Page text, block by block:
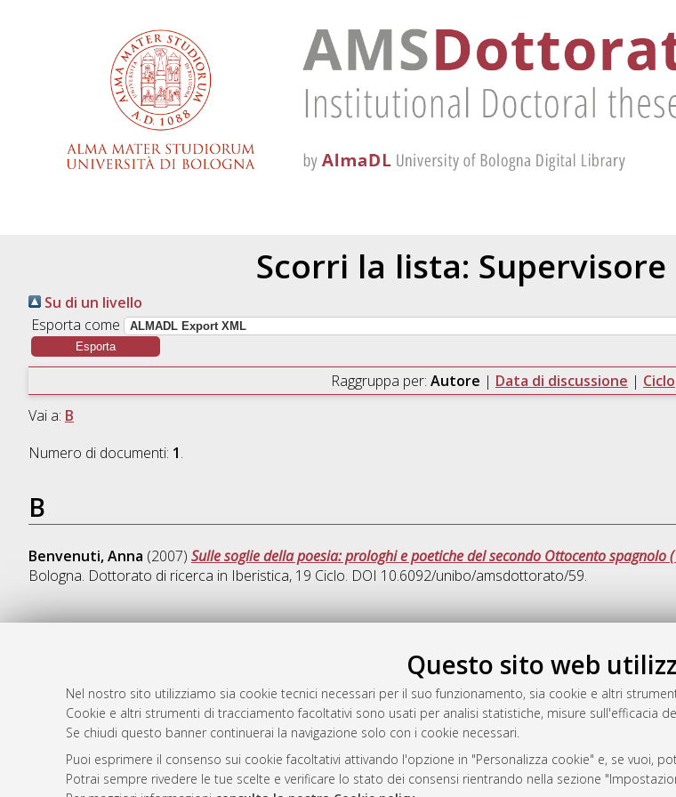
Questo sito web
Nel nostro sito utilizziamo sia cookie tecnici necessari per il suo funzionamento, sia cookie e altri
Cookie e altri strumenti di tracciamento facoltativi sono usati per analisi statistiche, misure sull'efficacia
Se chiudi questo banner continuerai la navigazione solo con i cookie necessari.
Puoi esprimere il consenso sui cookie facoltativi attivando l'opzione in "Personalizza cookie" e, se vuoi,
Potrai sempre rivedere le tue scelte e verificare lo stato dei consensi rientrando nella sezione
Scorri la lista:
Su di un livello
Esporta come
Raggruppa per: Autore | Data di discussione | Ciclo
Vai a: B
Numero di documenti: 1.
B
Benvenuti, Anna (2007) Sulle soglie della poesia: prologhi e poetiche del secondo Ottocento spagnolo
Bologna. Dottorato di ricerca in Iberistica, 19 Ciclo. DOI 10.6092/unibo/amsdottorato/59.
Rss 1.0
Rss 2.0
AMS Dottorato
ISSN: 2038-7946
Servizio implementato e gestito daAlmaDL
Impostazioni Cookie
Informativa sulla privacy
Condizioni d’uso del sito